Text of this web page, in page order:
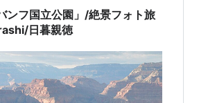
ンフ国立公園」/絶景フォト旅
日暮親徳